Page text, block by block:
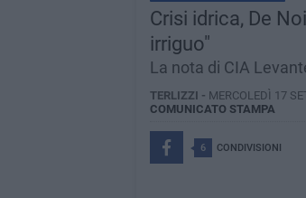
Crisi idrica, De
irriguo"
La nota di CIA
TERLIZZI - MERCOLEDÌ 17
COMUNICATO STAMPA
6 CONDIVISIONI